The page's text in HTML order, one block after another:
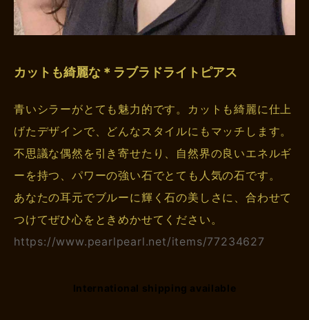
カットも綺麗な＊ラブラドライトピアス
青いシラーがとても魅力的です。カットも綺麗に仕上
げたデザインで、どんなスタイルにもマッチします。
不思議な偶然を引き寄せたり、自然界の良いエネルギ
ーを持つ、パワーの強い石でとても人気の石です。
あなたの耳元でブルーに輝く石の美しさに、合わせて
つけてぜひ心をときめかせてください。
https://www.pearlpearl.net/items/77234627
International shipping available